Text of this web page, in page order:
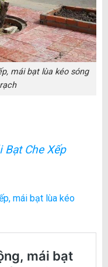
mái bạt lùa kéo sóng
Bạt Che Xếp
mái bạt lùa kéo